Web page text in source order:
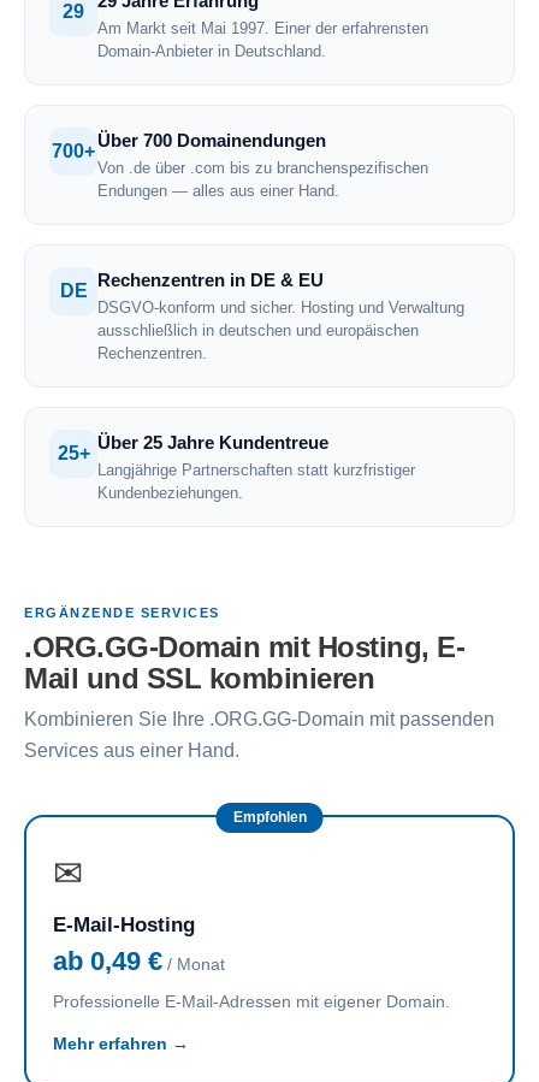
29
Am Markt seit Mai 1997. Einer der erfahrensten
Domain-Anbieter in Deutschland.
700+
Über 700 Domainendungen
Von .de über .com bis zu branchenspezifischen
Endungen — alles aus einer Hand.
DE
Rechenzentren in DE & EU
DSGVO-konform und sicher. Hosting und Verwaltung
ausschließlich in deutschen und europäischen
Rechenzentren.
25+
Über 25 Jahre Kundentreue
Langjährige Partnerschaften statt kurzfristiger
Kundenbeziehungen.
ERGÄNZENDE SERVICES
.ORG.GG-Domain mit Hosting, E-
Mail und SSL kombinieren
Kombinieren Sie Ihre .ORG.GG-Domain mit passenden
Services aus einer Hand.
Empfohlen
✉
E-Mail-Hosting
ab 0,49 € / Monat
Professionelle E-Mail-Adressen mit eigener Domain.
Mehr erfahren →